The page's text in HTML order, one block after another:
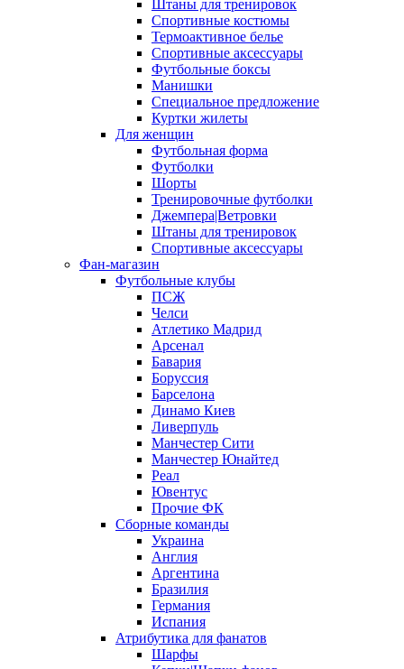
Штаны для тренировок
Спортивные костюмы
Термоактивное белье
Спортивные аксессуары
Футбольные боксы
Манишки
Специальное предложение
Куртки жилеты
Для женщин
Футбольная форма
Футболки
Шорты
Тренировочные футболки
Джемпера|Ветровки
Штаны для тренировок
Спортивные аксессуары
Фан-магазин
Футбольные клубы
ПСЖ
Челси
Атлетико Мадрид
Арсенал
Бавария
Боруссия
Барселона
Динамо Киев
Ливерпуль
Манчестер Сити
Манчестер Юнайтед
Реал
Ювентус
Прочие ФК
Сборные команды
Украина
Англия
Аргентина
Бразилия
Германия
Испания
Атрибутика для фанатов
Шарфы